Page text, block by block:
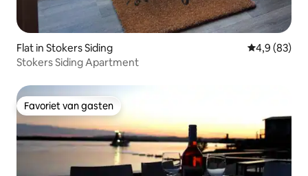
Flat in Stokers Siding Gemiddelde
4,9 (83)
Stokers Siding Apartment
Favoriet van gasten
Favoriet van gasten